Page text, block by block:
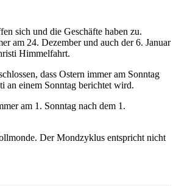
sich und die Geschäfte haben zu.
am 24. Dezember und auch der 6. Januar
Himmelfahrt.
dass Ostern immer am Sonntag
an einem Sonntag berichtet wird.
am 1. Sonntag nach dem 1.
Der Mondzyklus entspricht nicht